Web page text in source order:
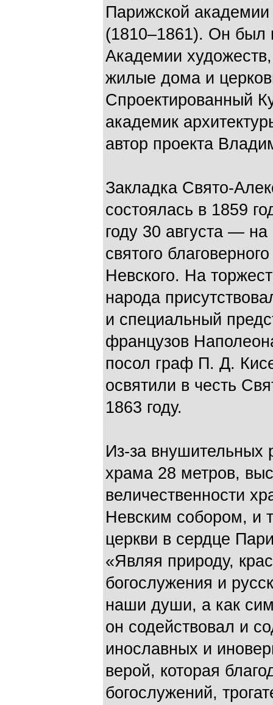
Парижской
(1810–1861). Он был
Академии
жилые дома и
Спроектированный
академик
автор проекта
Закладка Свято-
состоялась в 1859
году 30 августа —
святого
Невского. На
народа
и специальный
французов
посол граф П. Д.
освятили в честь
1863 году.
Из-за внушительных
храма 28 метров,
величественности
Невским собором, и
церкви в сердце
«Являя природу,
богослужения и
наши души, а как
он содействовал и
инославных и
верой, которая
богослужений,